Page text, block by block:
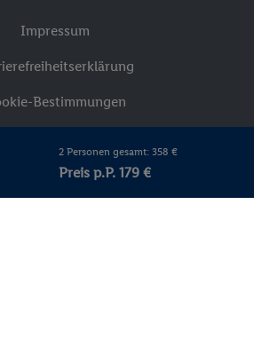
2 Personen gesamt: 358 €
Preis p.P. 179 €
Impressum
Bestimmungen
widerrufen